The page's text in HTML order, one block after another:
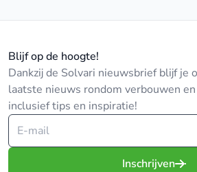
Blijf op de hoogte!
Dankzij de Solvari nieuwsbrief blijf je
laatste nieuws rondom verbouwen
inclusief tips en inspiratie!
Inschrijven